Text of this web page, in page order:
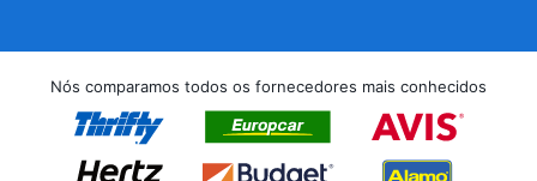
Nós comparamos todos os fornecedores mais conhecidos